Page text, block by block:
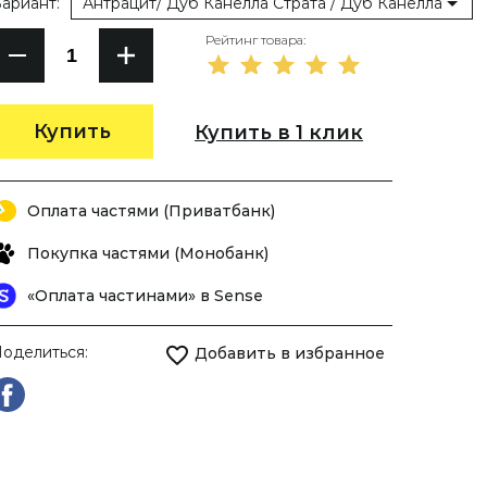
Купить
Рейтинг товара:
Купить в 1 клик
Оплата частями (Приватбанк)
Покупка частями (Монобанк)
«Оплата частинами» в Sense
Добавить в избранное